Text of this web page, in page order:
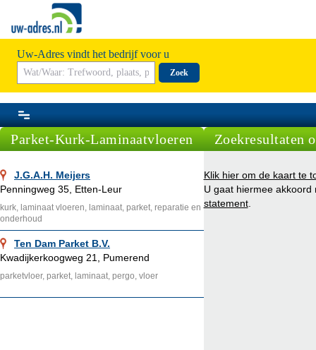
Uw-Adres vindt het bedrijf voor u
Zoek
Parket-Kurk-Laminaatvloeren
J.G.A.H. Meijers
Penningweg 35, Etten-Leur
kurk, laminaat vloeren, laminaat, parket, reparatie en
onderhoud
Ten Dam Parket B.V.
Kwadijkerkoogweg 21, Pumerend
parketvloer, parket, laminaat, pergo, vloer
Zoekresultaten
Klik hier om de kaart te
U gaat hiermee
statement.